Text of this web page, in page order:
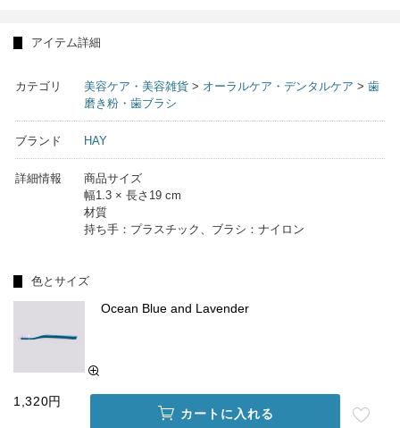
アイテム詳細
カテゴリ 美容ケア・美容雑貨 > オーラルケア・デンタルケア > 歯
磨き粉・歯ブラシ
ブランド HAY
詳細情報
商品サイズ
幅1.3 × 長さ19 cm
材質
持ち手：プラスチック、ブラシ：ナイロン
色とサイズ
Ocean Blue and Lavender
1,320円
カートに入れる